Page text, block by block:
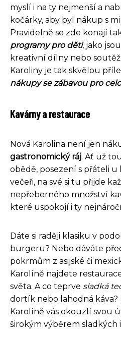
myslí i na ty nejmenší a
kočárky, aby byl nákup s
Pravidelně se zde konají
programy pro děti, jako
kreativní dílny nebo
Karoliny je tak skvělou
nákupy se zábavou pro
Kavárny a restaurace
Nová Karolina není jen
gastronomický ráj. Ať už
obědě, posezení s přáteli
večeři, na své si tu přijde
nepřeberného množství
které uspokojí i ty
Dáte si raději klasiku v
burgeru? Nebo dáváte
pokrmům z asijské či
Karolíně najdete
světa. A co teprve sladká
dortík nebo lahodná káva?
Karolíně vás okouzlí svou
širokým výběrem sladkých